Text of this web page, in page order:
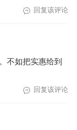
回复该评论
不如把实惠给到
回复该评论